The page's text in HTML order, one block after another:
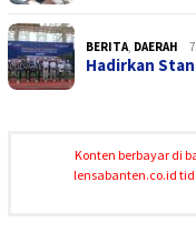
BERITA, DAERAH
Hadirkan
Konten berbayar di
lensabanten.co.id